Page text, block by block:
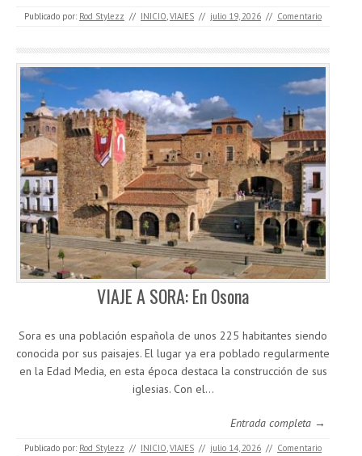
Publicado por: Rod Stylezz // INICIO,VIAJES // julio 19, 2026 // Comentario
VIAJE A SORA: En Osona
Sora es una población española de unos 225 habitantes siendo
conocida por sus paisajes. El lugar ya era poblado regularmente
en la Edad Media, en esta época destaca la construcción de sus
iglesias. Con el…
Entrada completa →
Publicado por: Rod Stylezz // INICIO,VIAJES // julio 14, 2026 // Comentario